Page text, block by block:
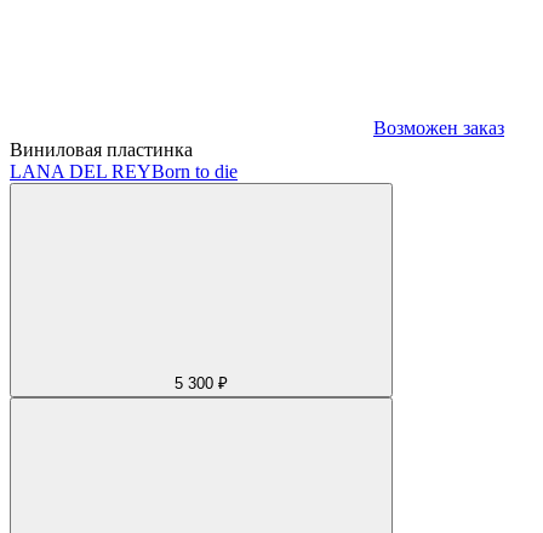
Возможен заказ
Виниловая пластинка
LANA DEL REYBorn to die
5 300 ₽